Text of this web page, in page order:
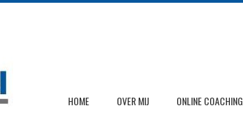
HOME OVER MIJ ONLINE COACHING